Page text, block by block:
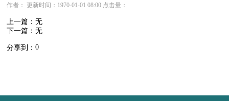
作者： 更新时间：1970-01-01 08:00 点击量：
上一篇：无
下一篇：无
分享到：0